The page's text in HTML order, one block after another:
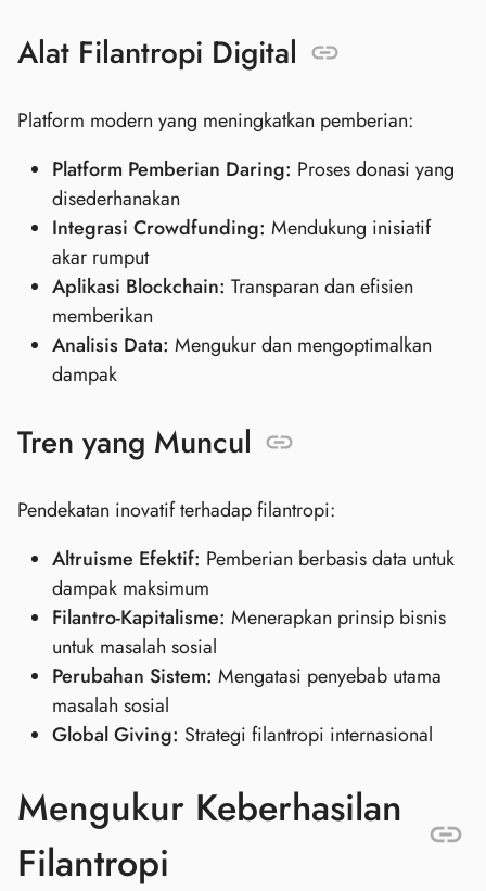
Alat Filantropi Digital
Platform modern yang meningkatkan pemberian:
Platform Pemberian Daring: Proses donasi yang
disederhanakan
Integrasi Crowdfunding: Mendukung inisiatif
akar rumput
Aplikasi Blockchain: Transparan dan efisien
memberikan
Analisis Data: Mengukur dan mengoptimalkan
dampak
Tren yang Muncul
Pendekatan inovatif terhadap filantropi:
Altruisme Efektif: Pemberian berbasis data untuk
dampak maksimum
Filantro-Kapitalisme: Menerapkan prinsip bisnis
untuk masalah sosial
Perubahan Sistem: Mengatasi penyebab utama
masalah sosial
Global Giving: Strategi filantropi internasional
Mengukur Keberhasilan
Filantropi